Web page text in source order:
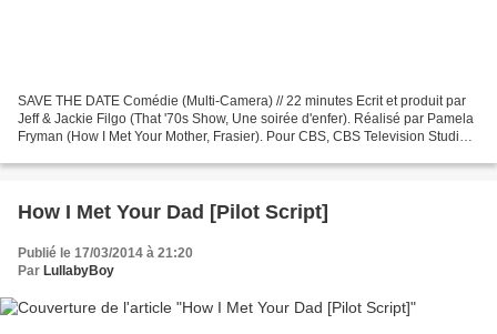
SAVE THE DATE Comédie (Multi-Camera) // 22 minutes Ecrit et produit par
Jeff & Jackie Filgo (That '70s Show, Une soirée d'enfer). Réalisé par Pamela
Fryman (How I Met Your Mother, Frasier). Pour CBS, CBS Television Studios
How I Met Your Dad [Pilot Script]
Publié le 17/03/2014 à 21:20
Par LullabyBoy